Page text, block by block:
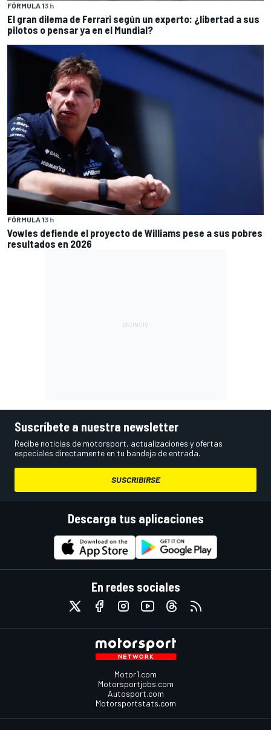
FÓRMULA 13 h
El gran dilema de Ferrari según un experto: ¿libertad a sus
pilotos o pensar ya en el Mundial?
FÓRMULA 13 h
Vowles defiende el proyecto de Williams pese a sus pobres
resultados en 2026
Suscríbete a nuestra newsletter
Recibe noticias de motorsport, actualizaciones y ofertas
especiales directamente en tu bandeja de entrada.
SUSCRIBIRSE
Descarga tus aplicaciones
En redes sociales
Motor1.com
Motorsportjobs.com
Autosport.com
Motorsportstats.com